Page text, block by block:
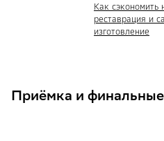
Как сэкономить
реставрация и
изготовление
Приёмка и